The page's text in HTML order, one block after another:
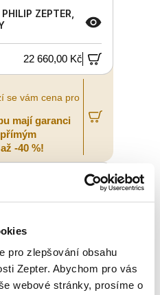
pro zlepšování obsahu
Zepter. Abychom pro vás
webové stránky, prosíme o
ZEPTER,
22 660,00 Kč
se vám cena pro
mají garanci
-40 %!